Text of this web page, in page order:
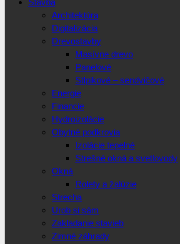
Stavba
Architektúra
Digitalizácia
Drevostavby
Masívne drevo
Panelové
Stlpikové – sendvičové
Energie
Financie
Hydroizolácie
Obytné podkrovia
Izolácie tepelné
Strešné okná a svetlovody
Okná
Rolety a žalúzie
Strecha
Urob si sám
Zakladanie stavieb
Zimné záhrady